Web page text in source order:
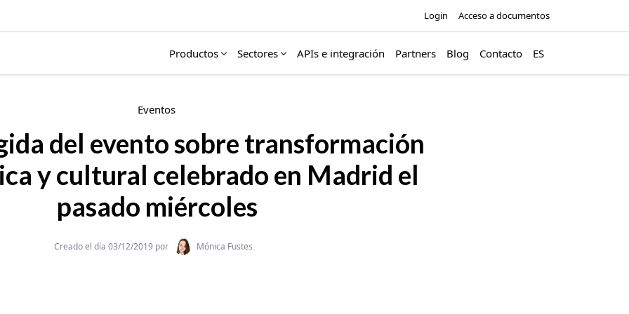
Login Acceso a documentos
Productos Sectores APIs e integración Partners Blog Contacto ES
Eventos
del evento sobre transformación
y cultural celebrado en Madrid el
pasado miércoles
Categories
Creado el día 03/12/2019 por Mónica Fustes